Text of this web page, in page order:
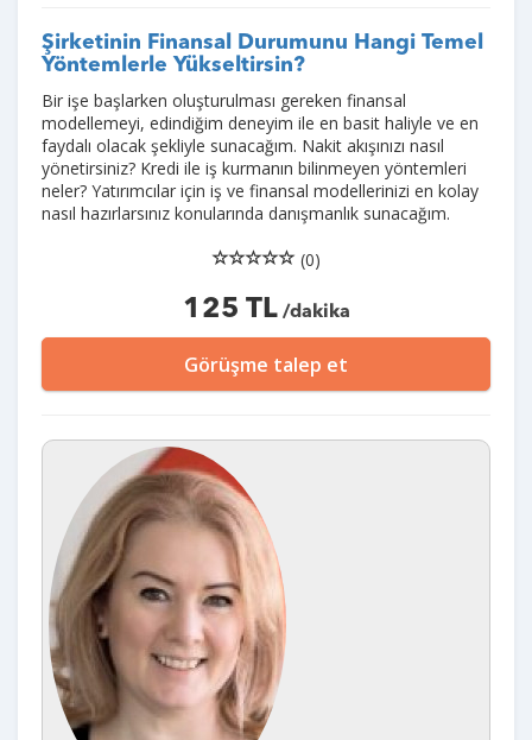
Şirketinin Finansal Durumunu Hangi Temel
Yöntemlerle Yükseltirsin?
Bir işe başlarken oluşturulması gereken finansal
modellemeyi, edindiğim deneyim ile en basit haliyle ve en
faydalı olacak şekliyle sunacağım. Nakit akışınızı nasıl
yönetirsiniz? Kredi ile iş kurmanın bilinmeyen yöntemleri
neler? Yatırımcılar için iş ve finansal modellerinizi en kolay
nasıl hazırlarsınız konularında danışmanlık sunacağım.
(0)
125 TL/dakika
Görüşme talep et